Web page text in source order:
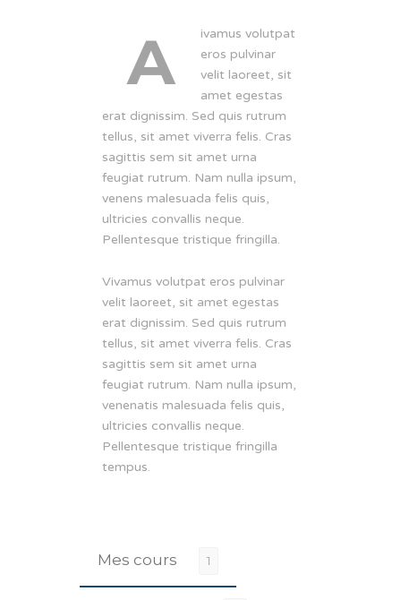
A
ivamus volutpat
eros pulvinar
velit laoreet, sit
amet egestas
erat dignissim. Sed quis rutrum
tellus, sit amet viverra felis. Cras
sagittis sem sit amet urna
feugiat rutrum. Nam nulla ipsum,
venens malesuada felis quis,
ultricies convallis neque.
Pellentesque tristique fringilla.
Vivamus volutpat eros pulvinar
velit laoreet, sit amet egestas
erat dignissim. Sed quis rutrum
tellus, sit amet viverra felis. Cras
sagittis sem sit amet urna
feugiat rutrum. Nam nulla ipsum,
venenatis malesuada felis quis,
ultricies convallis neque.
Pellentesque tristique fringilla
tempus.
Mes cours 1